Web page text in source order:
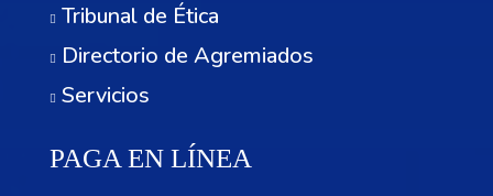
Tribunal de Ética
Directorio de Agremiados
Servicios
PAGA EN LÍNEA